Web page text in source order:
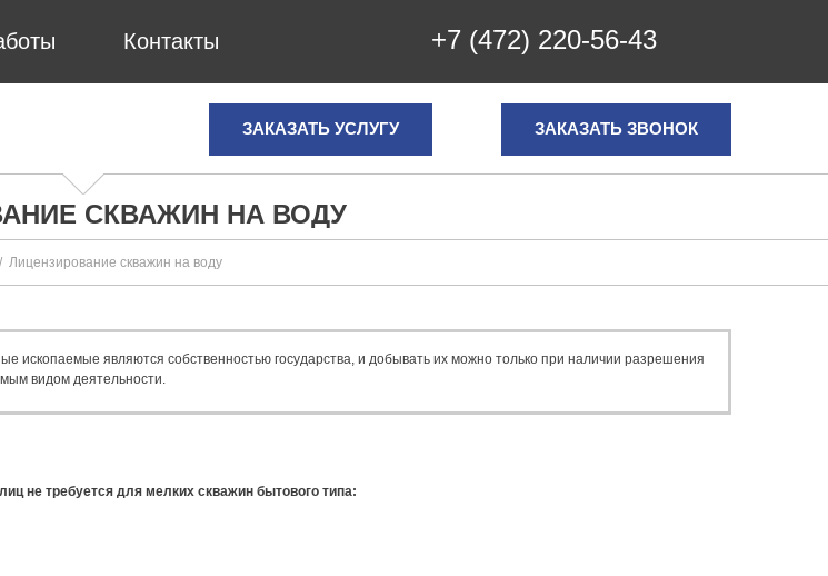
Контакты +7 (472) 220-56-43
ЗАКАЗАТЬ ЗВОНОК
ЗАКАЗАТЬ УСЛУГУ
СКВАЖИН НА ВОДУ
Лицензирование скважин на воду
ископаемые являются собственностью государства, и добывать их можно только при наличии разрешения
видом деятельности.
не требуется для мелких скважин бытового типа: